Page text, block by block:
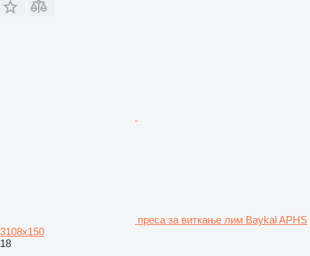
преса за виткање лим Baykal APHS
3108x150
18